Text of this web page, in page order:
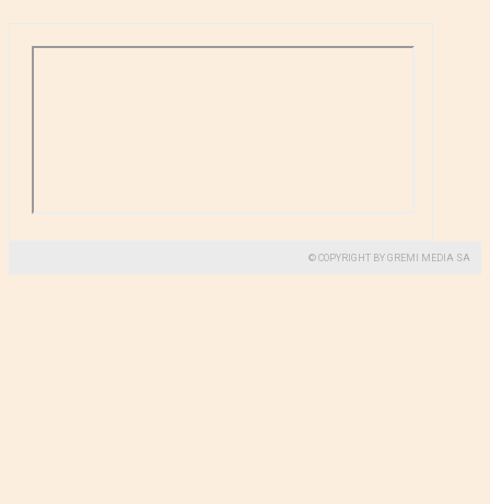
© COPYRIGHT BY GREMI MEDIA SA